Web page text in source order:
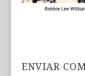
ENVIAR